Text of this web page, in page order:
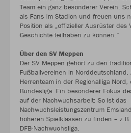
Team ein ganz besonderer Verein.
als Fans im Stadion und freuen uns
Position als „offizieller Ausrüster des
Geschichte teilhaben zu können.“
Über den SV Meppen
Der SV Meppen gehört zu den
Fußballvereinen in Norddeutschland.
Herrenteam in der Regionalliga Nord,
Bundesliga. Ein besonderer Fokus
auf der Nachwuchsarbeit: So ist das
Nachwuchsleistungszentrum
höheren Spielklassen zu finden –
DFB-Nachwuchsliga.